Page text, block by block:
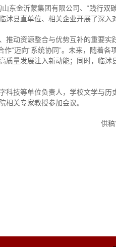
东金沂蒙集团有限公司、“践行双
县直单位、相关企业开展了深入
推动资源整合与优势互补的重要实
”迈向“系统协同”。未来，随着各
质量发展注入新动能；同时，临沭
技等单位负责人，学校文学与历
关专家教授参加会议。
供